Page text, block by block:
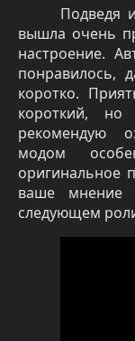
Подведя
вышла очень
настроение.
понравилось,
коротко.
короткий, но
рекомендую
модом
оригинальное
ваше мнение
следующем